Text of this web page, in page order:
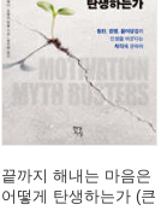
끝까지 해내는 마음은
어떻게 탄생하는가 (큰